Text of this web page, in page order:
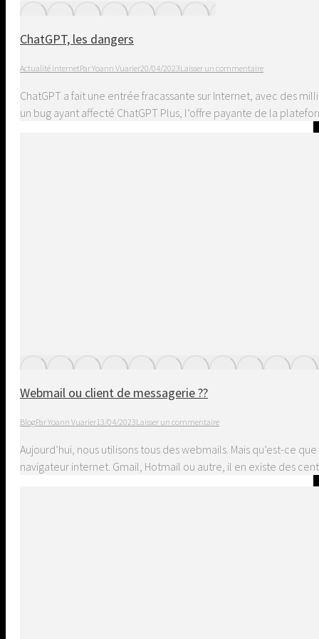
ChatGPT, les dangers
Actualité internetParYoann Vuarier20/04/2023Laisser un commentaire
ChatGPT a fait une entrée fracassante sur Internet, avec des
un bug ayant affecté ChatGPT Plus, l’offre payante de la
Webmail ou client de messagerie ??
BlogParYoann Vuarier13/04/2023Laisser un commentaire
Aujourd’hui, nous utilisons tous des webmails. Mais qu’est-ce
navigateur internet. Gmail, Hotmail ou autre, il en existe des